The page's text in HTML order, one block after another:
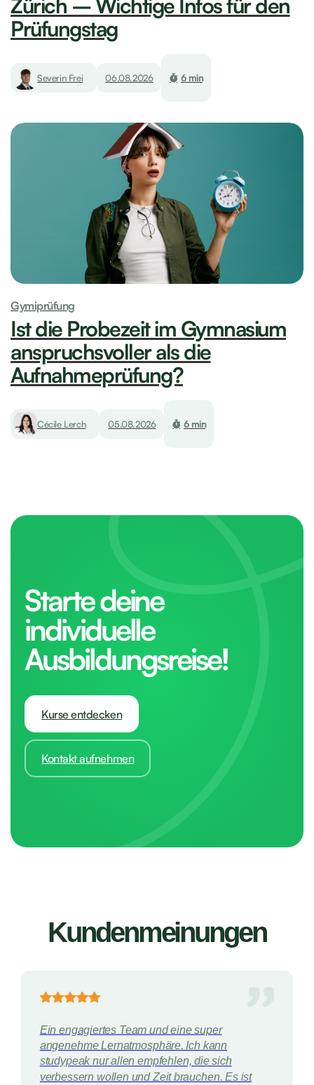
Zürich – Wichtige Infos für den
Prüfungstag
Severin Frei 06.08.2026 6 min
Gymiprüfung
Ist die Probezeit im Gymnasium
anspruchsvoller als die
Aufnahmeprüfung?
Cécile Lerch 05.08.2026 6 min
Starte deine
individuelle
Ausbildungsreise!
Kurse entdecken
Kontakt aufnehmen
Kundenmeinungen
Ein engagiertes Team und eine super
angenehme Lernatmosphäre. Ich kann
studypeak nur allen empfehlen, die sich
verbessern wollen und Zeit brauchen. Es ist